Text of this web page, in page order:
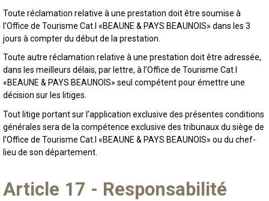
Toute réclamation relative à une prestation doit être soumise à
l’Office de Tourisme Cat.I «BEAUNE & PAYS BEAUNOIS» dans les 3
jours à compter du début de la prestation.
Toute autre réclamation relative à une prestation doit être adressée,
dans les meilleurs délais, par lettre, à l’Office de Tourisme Cat.I
«BEAUNE & PAYS BEAUNOIS» seul compétent pour émettre une
décision sur les litiges.
Tout litige portant sur l’application exclusive des présentes conditions
générales sera de la compétence exclusive des tribunaux du siège de
l’Office de Tourisme Cat.I «BEAUNE & PAYS BEAUNOIS» ou du chef-
lieu de son département.
Article 17 - Responsabilité